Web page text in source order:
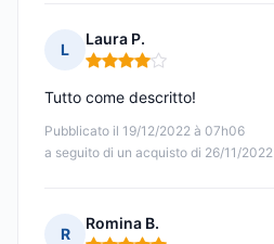
L
Laura P.
Nota: 4 su 5
Pubblicato il 19/12/2022 à 07h06
a seguito di un acquisto di 26/11/2022
Tutto come descritto!
R
Romina B.